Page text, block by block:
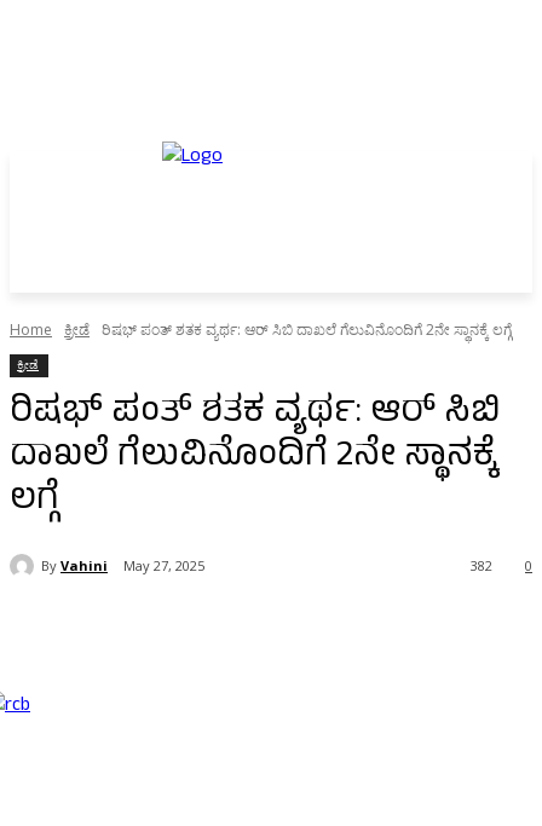
Home ಕ್ರೀಡೆ ರಿಷಭ್ ಪಂತ್ ಶತಕ ವ್ಯರ್ಥ: ಆರ್ ಸಿಬಿ ದಾಖಲೆ ಗೆಲುವಿನೊಂದಿಗೆ 2ನೇ ಸ್ಥಾನಕ್ಕೆ ಲಗ್ಗೆ
ಕ್ರೀಡೆ
ರಿಷಭ್ ಪಂತ್ ಶತಕ ವ್ಯರ್ಥ: ಆರ್ ಸಿಬಿ
ದಾಖಲೆ ಗೆಲುವಿನೊಂದಿಗೆ 2ನೇ ಸ್ಥಾನಕ್ಕೆ
ಲಗ್ಗೆ
By Vahini May 27, 2025 0
382